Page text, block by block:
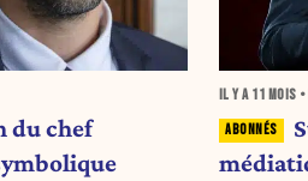
du chef
IL Y A 11 MOIS